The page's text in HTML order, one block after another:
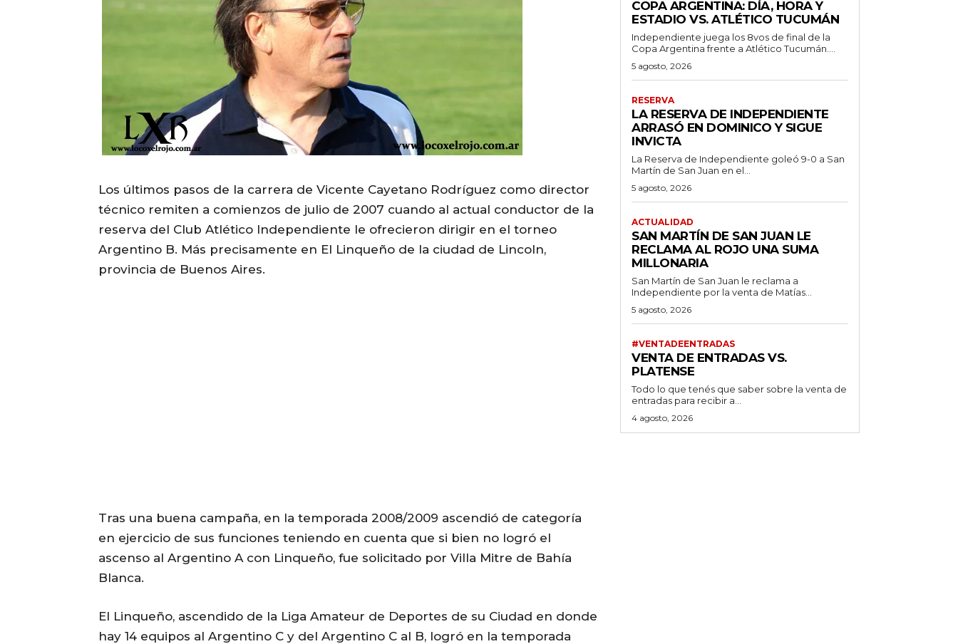
Los últimos pasos de la carrera de Vicente Cayetano Rodríguez como director
técnico remiten a comienzos de julio de 2007 cuando al actual conductor de la
reserva del Club Atlético Independiente le ofrecieron dirigir en el torneo
Argentino B. Más precisamente en El Linqueño de la ciudad de Lincoln,
provincia de Buenos Aires.
Tras una buena campaña, en la temporada 2008/2009 ascendió de categoría
en ejercicio de sus funciones teniendo en cuenta que si bien no logró el
ascenso al Argentino A con Linqueño, fue solicitado por Villa Mitre de Bahía
Blanca.
El Linqueño, ascendido de la Liga Amateur de Deportes de su Ciudad en donde
hay 14 equipos al Argentino C y del Argentino C al B, logró en la temporada
COPA ARGENTINA: DÍA, HORA Y
ESTADIO VS. ATLÉTICO TUCUMÁN
Independiente juega los 8vos de final de la
Copa Argentina frente a Atlético Tucumán....
5 agosto, 2026
RESERVA
LA RESERVA DE INDEPENDIENTE
ARRASÓ EN DOMINICO Y SIGUE
INVICTA
La Reserva de Independiente goleó 9-0 a San
Martín de San Juan en el...
5 agosto, 2026
ACTUALIDAD
SAN MARTÍN DE SAN JUAN LE
RECLAMA AL ROJO UNA SUMA
MILLONARIA
San Martín de San Juan le reclama a
Independiente por la venta de Matías...
5 agosto, 2026
#VENTADEENTRADAS
VENTA DE ENTRADAS VS.
PLATENSE
Todo lo que tenés que saber sobre la venta de
entradas para recibir a...
4 agosto, 2026